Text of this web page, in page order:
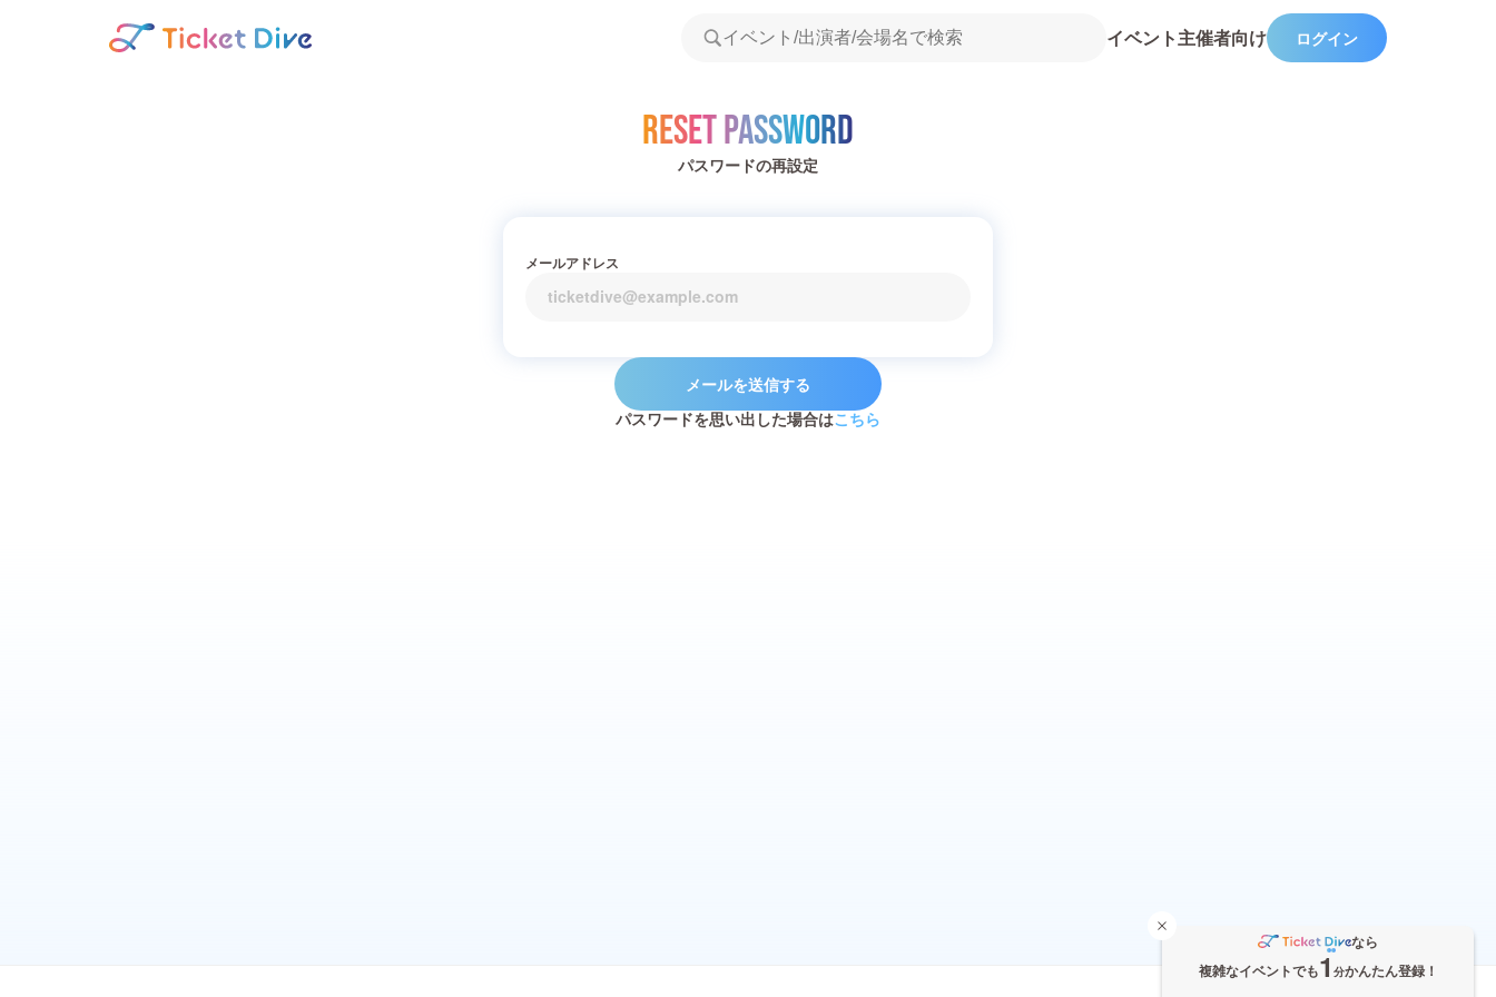
イベント主催者向け ログイン
Reset Password
パスワードの再設定
メールアドレス
メールを送信する
パスワードを思い出した場合はこちら
なら
複雑なイベントでも1 分かんたん登録！